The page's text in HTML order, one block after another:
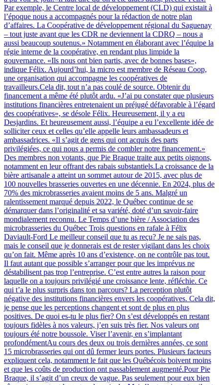
Par exemple, le Centre local de développement (CLD) qui existait à
l’époque nous a accompagnés pour la rédaction de notre plan
d’affaires. La Coopérative de développement régional du Saguenay
– tout juste avant que les CDR ne deviennent la CDRQ – nous a
aussi beaucoup soutenus.» Notamment en élaborant avec l’équipe la
régie interne de la coopérative, en rendant plus limpide la
gouvernance. «Ils nous ont bien partis, avec de bonnes bases»,
indique Félix. Aujourd’hui, la micro est membre de Réseau Coop,
une organisation qui accompagne les coopératives de
travailleurs.Cela dit, tout n’a pas coulé de source. Obtenir du
financement a même été plutôt ardu. «J’ai pu constater que plusieurs
institutions financières entretenaient un préjugé défavorable à l’égard
des coopératives», se désole Félix. Heureusement, il y a eu
Desjardins. Et heureusement aussi, l’équipe a eu l’excellente idée de
solliciter ceux et celles qu’elle appelle leurs ambassadeurs et
ambassadrices. «Il s’agit de gens qui ont acquis des parts
privilégiées, ce qui nous a permis de combler notre financement.»
Des membres non votants, que Pie Braque traite aux petits oignons,
notamment en leur offrant des rabais substantiels.La croissance de la
bière artisanale a atteint un sommet autour de 2015, avec plus de
100 nouvelles brasseries ouvertes en une décennie. En 2024, plus de
70% des microbrasseries avaient moins de 5 ans. Malgré un
ralentissement marqué depuis 2022, le Québec continue de se
démarquer dans l’originalité et sa variété, doté d’un savoir-faire
mondialement reconnu. Le Temps d’une bière / Association des
microbrasseries du Québec Trois questions en rafale à Félix
Daviault-Ford Le meilleur conseil que tu as reçu? Je ne sais pas,
mais le conseil que je donnerais est de rester vigilant dans les choix
qu’on fait. Même après 10 ans d’existence, on ne contrôle pas tout.
Il faut autant que possible s’arranger pour que les imprévus ne
déstabilisent pas trop l’entreprise. C’est entre autres la raison pour
laquelle on a toujours privilégié une croissance lente, réfléchie. Ce
qui t’a le plus surpris dans ton parcours? La perception plutôt
négative des institutions financières envers les coopératives. Cela dit,
je pense que les perceptions changent et sont de plus en plus
positives. De quoi es-tu le plus fier? On s’est développés en restant
toujours fidèles à nos valeurs, j’en suis très fier. Nos valeurs ont
toujours été notre boussole. Viser l’avenir, en s’implantant
profondémentAu cours des deux ou trois dernières années, ce sont
15 microbrasseries qui ont dû fermer leurs portes. Plusieurs facteurs
expliquent cela, notamment le fait que les Québécois boivent moins
et que les coûts de production ont passablement augmenté.Pour Pie
Braque, il s’agit d’un creux de vague. Pas seulement pour eux bien